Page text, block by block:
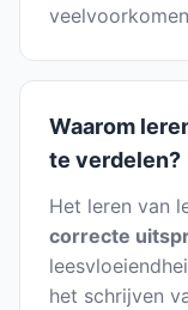
Waarom
te verdelen?
Het leren van
correcte
het schrijven